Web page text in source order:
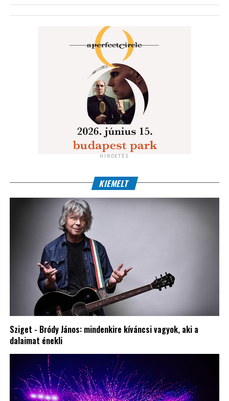
HIRDETÉS
KIEMELT
Sziget - Bródy János: mindenkire kíváncsi vagyok, aki a
dalaimat énekli